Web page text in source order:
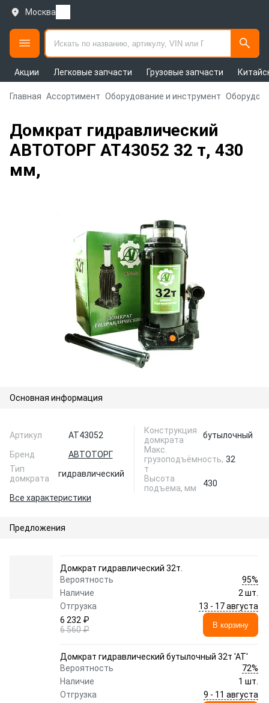
Москва
Акции Легковые запчасти Грузовые запчасти
Главная Ассортимент Оборудование и инструмент
Домкрат гидравлический
АВТОТОРГ AT43052 32 т, 430
мм,
Основная информация
Артикул
AT43052
Бренд
АВТОТОРГ
Тип
домкрата
гидравлический
Конструкция
домкрата
бутылочный
Макс.
грузоподъёмность,
т
32
Высота
подъема, мм
430
Все характеристики
Предложения
Домкрат гидравлический 32т.
Вероятность
95%
Наличие
2 шт.
Отгрузка
13 - 17 августа
6 232 ₽
6 560 ₽
В корзину
Домкрат гидравлический бутылочный 32т 'АТ'
Вероятность
72%
Наличие
1 шт.
Отгрузка
9 - 11 августа